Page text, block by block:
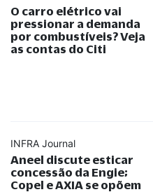
O carro elétrico vai
pressionar a demanda
por combustíveis? Veja
as contas do Citi
INFRA Journal
Aneel discute esticar
concessão da Engie;
Copel e AXIA se opõem